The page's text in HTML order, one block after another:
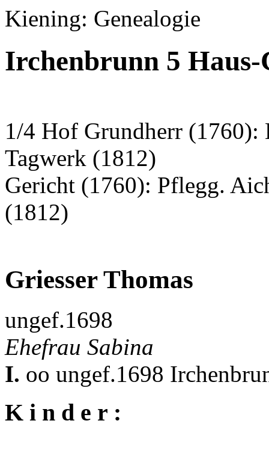
Kiening: Genealogie
Irchenbrunn 5
1/4 Hof Grundherr
Tagwerk (1812)
Gericht (1760): Pflegg.
(1812)
Griesser Thomas
ungef.1698
Ehefrau Sabina
I. oo ungef.1698
K i n d e r :